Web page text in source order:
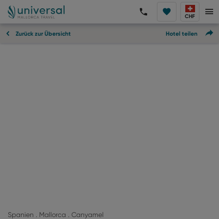
CHF
Zurück zur Übersicht Hotel teilen
Spanien . Mallorca . Canyamel